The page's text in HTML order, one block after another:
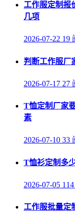
工作服定制报
几项
2026-07-22 19
判断工作服厂
2026-07-17 27
T恤定制厂家
素
2026-07-10 33
T恤衫定制多
2026-07-05
工作服批量定